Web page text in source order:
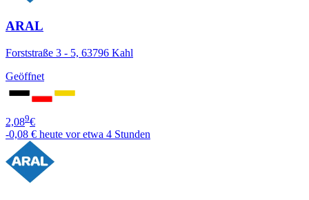
ARAL
Forststraße 3 - 5, 63796 Kahl
Geöffnet
2,089€
-0,08 € heute vor etwa 4 Stunden